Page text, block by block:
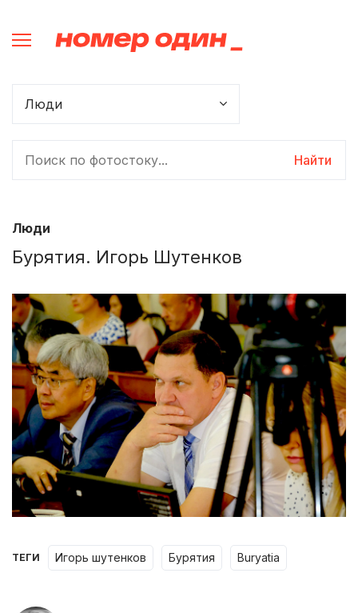
Найти
Люди
Бурятия. Игорь Шутенков
ТЕГИ игорь шутенков бурятия buryatia